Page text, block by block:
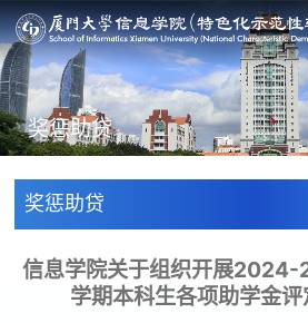
奖惩助贷
奖惩助贷
信息学院关于组织开展
学期本科生各项助学金